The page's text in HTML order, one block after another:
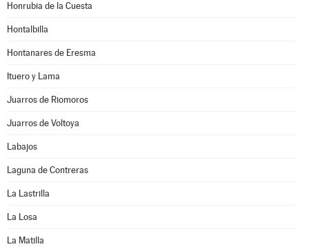
Honrubia de la Cuesta
Hontalbilla
Hontanares de Eresma
Ituero y Lama
Juarros de Riomoros
Juarros de Voltoya
Labajos
Laguna de Contreras
La Lastrilla
La Losa
La Matilla